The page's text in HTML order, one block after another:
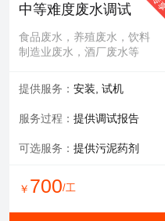
中等难度废水调试
食品废水，养殖废水，饮料
制造业废水，酒厂废水等
提供服务： 安装, 试机
服务过程： 提供调试报告
可选服务： 提供污泥药剂
￥ 700/工